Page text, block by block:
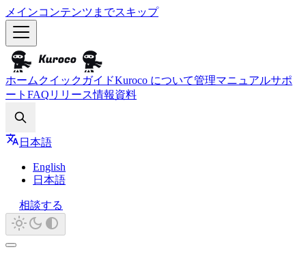
メインコンテンツまでスキップ
ホーム クイックガイドKuroco について管理マニュアルサポ
ート FAQ リリース情報資料
日本語
English
日本語
相談する